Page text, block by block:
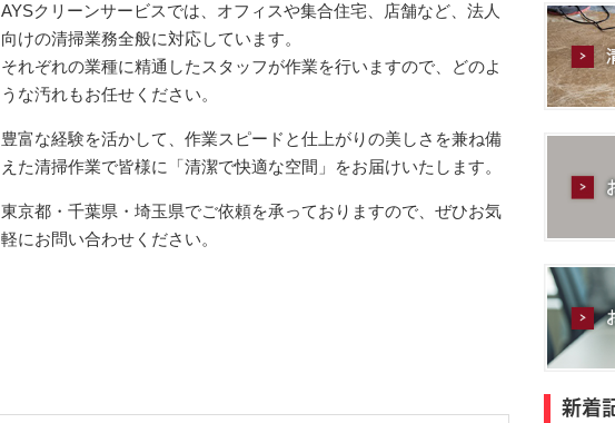
AYSクリーンサービスでは、オフィスや集合住宅、店舗など、法人
向けの清掃業務全般に対応しています。
それぞれの業種に精通したスタッフが作業を行いますので、どのよ
うな汚れもお任せください。
豊富な経験を活かして、作業スピードと仕上がりの美しさを兼ね備
えた清掃作業で皆様に「清潔で快適な空間」をお届けいたします。
東京都・千葉県・埼玉県でご依頼を承っておりますので、ぜひお気
軽にお問い合わせください。
新着